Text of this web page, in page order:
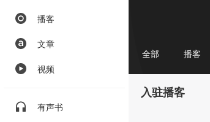
播客
文章
视频
有声书
全部 播客
入驻播客